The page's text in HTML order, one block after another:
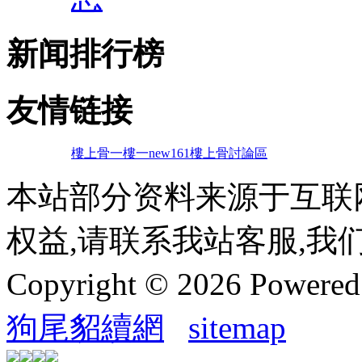
新闻排行榜
友情链接
樓上骨一樓一new161樓上骨討論區
本站部分资料来源于互
权益,请联系我站客服,我
Copyright © 2026
狗尾貂續網
sitemap